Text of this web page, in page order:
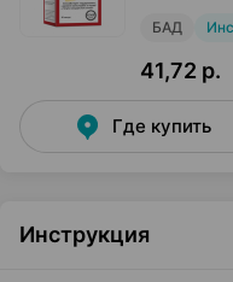
БАД
41,72 р.
Где купить
Инструкция